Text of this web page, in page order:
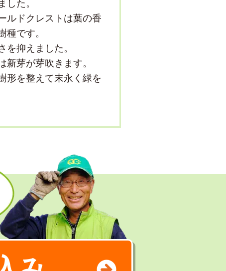
した。
ルドクレストは葉の香
種です。
を抑えました。
新芽が芽吹きます。
形を整えて末永く緑を